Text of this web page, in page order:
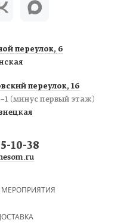
переулок, 6
переулок, 16
(минус первый этаж)
10-38